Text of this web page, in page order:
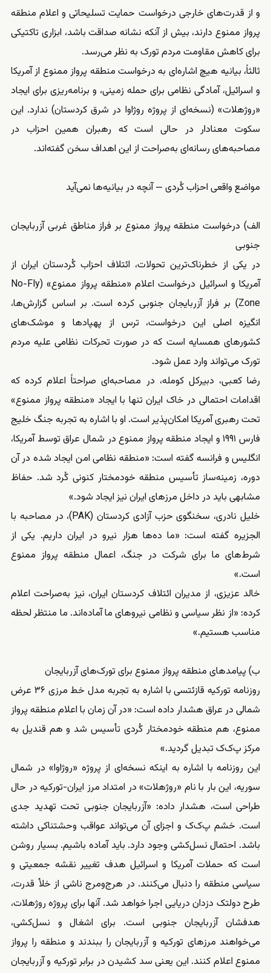
و از قدرت‌های خارجی درخواست حمایت تسلیحاتی و اعلام منطقه
پرواز ممنوع دارند، بیش از آنکه نشانه صداقت باشد، ابزاری تاکتیکی
برای کاهش مقاومت مردم تورک به نظر می‌رسد.
ثالثاً، بیانیه هیچ اشاره‌ای به درخواست منطقه پرواز ممنوع از آمریکا
و اسرائیل، آمادگی نظامی برای حمله زمینی، و برنامه‌ریزی برای ایجاد
«روژهلات» (نسخه‌ای از پروژه روژاوا در شرق کردستان) ندارد. این
سکوت معنادار در حالی است که رهبران همین احزاب در
مصاحبه‌های رسانه‌ای به‌صراحت از این اهداف سخن گفته‌اند.
مواضع واقعی احزاب کُردی — آنچه در بیانیه‌ها نمی‌آید
الف) درخواست منطقه پرواز ممنوع بر فراز مناطق غربی آزربایجان
جنوبی
در یکی از خطرناک‌ترین تحولات، ائتلاف احزاب کُردستان ایران از
آمریکا و اسرائیل درخواست اعلام «منطقه پرواز ممنوع» (No-Fly
Zone) بر فراز آزربایجان جنوبی کرده است. بر اساس گزارش‌ها،
انگیزه اصلی این درخواست، ترس از پهپادها و موشک‌های
کشورهای همسایه است که در صورت تحرکات نظامی علیه مردم
تورک می‌تواند وارد عمل شود.
رضا کعبی، دبیرکل کومله، در مصاحبه‌ای صراحتاً اعلام کرده که
اقدامات احتمالی در خاک ایران تنها با ایجاد «منطقه پرواز ممنوع»
تحت رهبری آمریکا امکان‌پذیر است. او با اشاره به تجربه جنگ خلیج
فارس ۱۹۹۱ و ایجاد منطقه پرواز ممنوع در شمال عراق توسط آمریکا،
انگلیس و فرانسه گفته است: «منطقه نظامی امن ایجاد شده در آن
دوره، زمینه‌ساز تأسیس منطقه خودمختار کنونی کُرد شد. حفاظ
مشابهی باید در داخل مرزهای ایران نیز ایجاد شود.»
خلیل نادری، سخنگوی حزب آزادی کردستان (PAK)، در مصاحبه با
الجزیره گفته است: «ما ده‌ها هزار نیرو در ایران داریم. یکی از
شرط‌های ما برای شرکت در جنگ، اعمال منطقه پرواز ممنوع
است.»
خالد عزیزی، از مدیران ائتلاف کردستان ایران، نیز به‌صراحت اعلام
کرده: «از نظر سیاسی و نظامی نیروهای ما آماده‌اند. ما منتظر لحظه
مناسب هستیم.»
ب) پیامدهای منطقه پرواز ممنوع برای تورک‌های آزربایجان
روزنامه تورکیه قازئتسی با اشاره به تجربه مدل خط مرزی ۳۶ عرض
شمالی در عراق هشدار داده است: «در آن زمان با اعلام منطقه پرواز
ممنوع، هم منطقه خودمختار کُردی تأسیس شد و هم قندیل به
مرکز پ‌ک‌ک تبدیل گردید.»
این روزنامه با اشاره به اینکه نسخه‌ای از پروژه «روژاوا» در شمال
سوریه، این بار با نام «روژهلات» در امتداد مرز ایران-تورکیه در حال
طراحی است، هشدار داده: «آزربایجان جنوبی تحت تهدید جدی
است. خشم پ‌ک‌ک و اجزای آن می‌تواند عواقب وحشتناکی داشته
باشد. احتمال نسل‌کشی وجود دارد. باید آماده باشیم. بسیار روشن
است که حملات آمریکا و اسرائیل هدف تغییر نقشه جمعیتی و
سیاسی منطقه را دنبال می‌کنند. در هرج‌ومرج ناشی از خلأ قدرت،
طرح دولتک دزدان دریایی اجرا خواهد شد. آنها برای پروژه روژهلات،
هدفشان آزربایجان جنوبی است. برای اشغال و نسل‌کشی،
می‌خواهند مرزهای تورکیه و آزربایجان را ببندند و منطقه را پرواز
ممنوع اعلام کنند. این یعنی سد کشیدن در برابر تورکیه و آزربایجان